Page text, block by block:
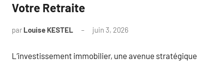
Votre Retraite
par Louise KESTEL juin 3, 2026
L’investissement immobilier, une avenue stratégique